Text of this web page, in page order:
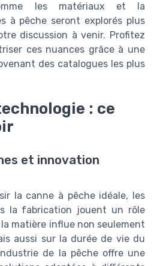
les matériaux et la
à pêche seront explorés plus
discussion à venir. Profitez
ces nuances grâce à une
des catalogues les plus
: ce
et innovation
la canne à pêche idéale, les
la fabrication jouent un rôle
matière influe non seulement
aussi sur la durée de vie du
de la pêche offre une